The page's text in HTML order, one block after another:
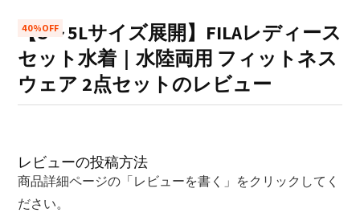
【S～5Lサイズ展開】FILAレディース
セット水着｜水陸両用 フィットネス
ウェア 2点セットのレビュー
レビューの投稿方法
商品詳細ページの「レビューを書く」をクリックしてく
ださい。
40%OFF